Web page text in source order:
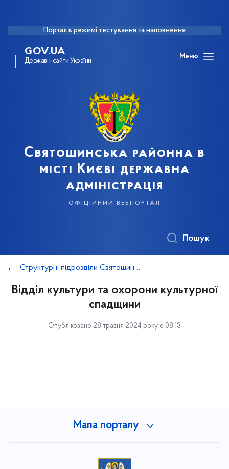
Портал в режимі тестування та наповнення
GOV.UA
Державні сайти України
Меню
Святошинська районна в
місті Києві державна
адміністрація
офіційний вебпортал
Пошук
Структурні підрозділи Святошинської районної в місті Києві державної адміністрації (з правом юридичної особи)
Відділ культури та охорони культурної
спадщини
Опубліковано 28 травня 2024 року о 08:13
Мапа порталу